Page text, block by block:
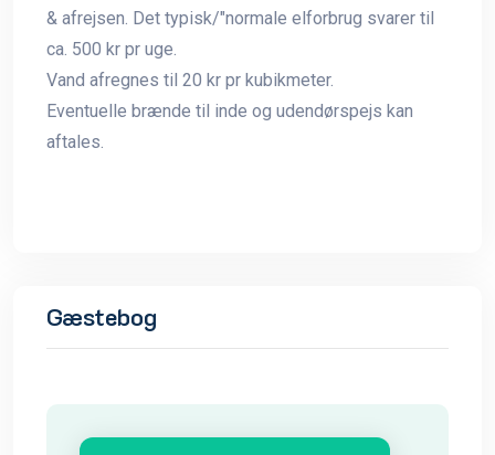
& afrejsen. Det typisk/"normale elforbrug svarer til
ca. 500 kr pr uge.
Vand afregnes til 20 kr pr kubikmeter.
Eventuelle brænde til inde og udendørspejs kan
aftales.
Gæstebog